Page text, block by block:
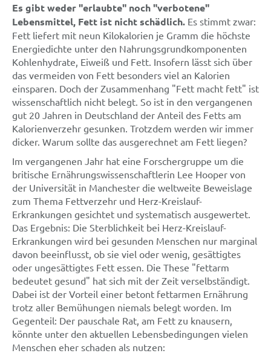
Es gibt weder "erlaubte" noch "verbotene"
Lebensmittel, Fett ist nicht schädlich. Es stimmt zwar:
Fett liefert mit neun Kilokalorien je Gramm die höchste
Energiedichte unter den Nahrungsgrundkomponenten
Kohlenhydrate, Eiweiß und Fett. Insofern lässt sich über
das vermeiden von Fett besonders viel an Kalorien
einsparen. Doch der Zusammenhang "Fett macht fett" ist
wissenschaftlich nicht belegt. So ist in den vergangenen
gut 20 Jahren in Deutschland der Anteil des Fetts am
Kalorienverzehr gesunken. Trotzdem werden wir immer
dicker. Warum sollte das ausgerechnet am Fett liegen?
Im vergangenen Jahr hat eine Forschergruppe um die
britische Ernährungswissenschaftlerin Lee Hooper von
der Universität in Manchester die weltweite Beweislage
zum Thema Fettverzehr und Herz-Kreislauf-
Erkrankungen gesichtet und systematisch ausgewertet.
Das Ergebnis: Die Sterblichkeit bei Herz-Kreislauf-
Erkrankungen wird bei gesunden Menschen nur marginal
davon beeinflusst, ob sie viel oder wenig, gesättigtes
oder ungesättigtes Fett essen. Die These "fettarm
bedeutet gesund" hat sich mit der Zeit verselbständigt.
Dabei ist der Vorteil einer betont fettarmen Ernährung
trotz aller Bemühungen niemals belegt worden. Im
Gegenteil: Der pauschale Rat, am Fett zu knausern,
könnte unter den aktuellen Lebensbedingungen vielen
Menschen eher schaden als nutzen: